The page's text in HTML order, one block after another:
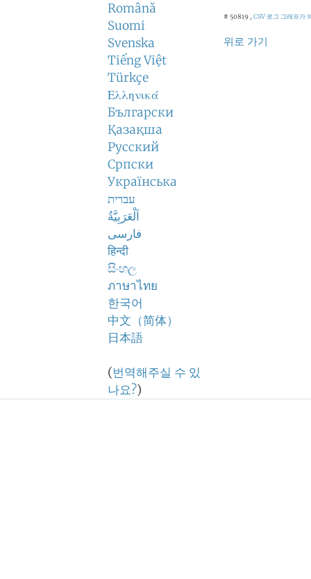
Română
Suomi
Svenska
Tiếng Việt
Türkçe
Ελληνικά
Български
Қазақша
Русский
Српски
Українська
עברית
اَلْعَرَبِيَّةُ
فارسی
हिन्दी
සිංහල
ภาษาไทย
한국어
中文（简体）
日本語
(번역해주실 수 있
나요?)
# 50819 , CSV 로그 그래프가
위로 가기